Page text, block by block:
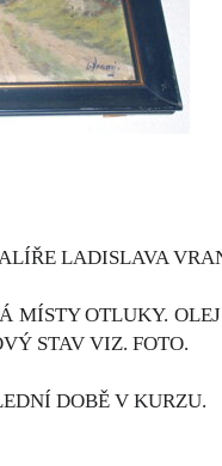
LADISLAVA
MÍSTY OTLUKY.
STAV VIZ. FOTO.
DOBĚ V KURZU.